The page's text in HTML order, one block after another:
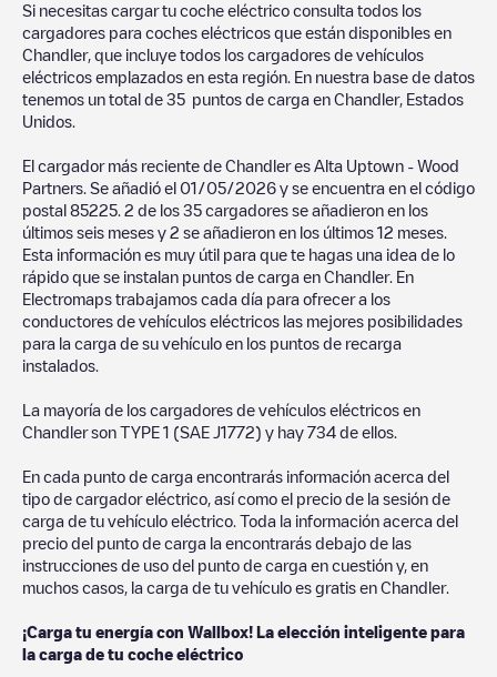
Si necesitas cargar tu coche eléctrico consulta todos los
cargadores para coches eléctricos que están disponibles en
Chandler, que incluye todos los cargadores de vehículos
eléctricos emplazados en esta región. En nuestra base de datos
tenemos un total de 35 puntos de carga en Chandler, Estados
Unidos
El cargador más reciente de Chandleres Alta Uptown - Wood
Partners . Se añadió el 01/05/2026 y se encuentra en el código
postal 85225 2 de los 35 cargadores se añadieron en los
últimos seis meses y 2 se añadieron en los últimos 12 meses.
Esta información es muy útil para que te hagas una idea de lo
rápido que se instalan puntos de carga en Chandler. En
Electromaps trabajamos cada día para ofrecer a los
conductores de vehículos eléctricos las mejores posibilidades
para la carga de su vehículo en los puntos de recarga
instalados.
La mayoría de los cargadores de vehículos eléctricos en
Chandlerson TYPE 1 (SAE J1772) y hay 734 de ellos.
En cada punto de carga encontrarás información acerca del
tipo de cargador eléctrico, así como el precio de la sesión de
carga de tu vehículo eléctrico. Toda la información acerca del
precio del punto de carga la encontrarás debajo de las
instrucciones de uso del punto de carga en cuestión y, en
muchos casos, la carga de tu vehículo es gratis en Chandler.
¡Carga tu energía con Wallbox! La elección inteligente para
la carga de tu coche eléctrico